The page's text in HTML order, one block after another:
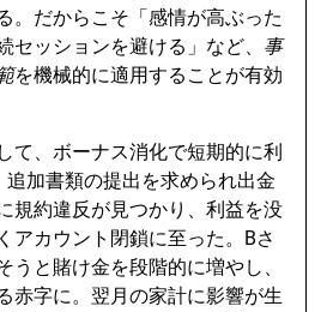
。だからこそ「感情が高ぶった
セッションを避ける」など、 事
を機械的に適用することが有効
て、ボーナス消化で短期的に利
追加書類の提出を求められ出金
規約違反が見つかり、利益を没
アカウント閉鎖に至った。Bさ
うと賭け金を段階的に増やし、
赤字に。翌月の家計に影響が生